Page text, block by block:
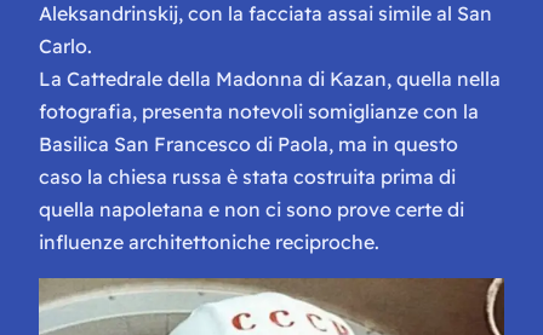
Aleksandrinskij, con la facciata assai simile al San
Carlo.
La Cattedrale della Madonna di Kazan, quella nella
fotografia, presenta notevoli somiglianze con la
Basilica San Francesco di Paola, ma in questo
caso la chiesa russa è stata costruita prima di
quella napoletana e non ci sono prove certe di
influenze architettoniche reciproche.